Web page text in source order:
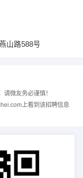
山路588号
微友务必谨慎！
上看到该招聘信息